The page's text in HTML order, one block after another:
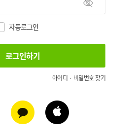
자동로그인
아이디 · 비밀번호 찾기